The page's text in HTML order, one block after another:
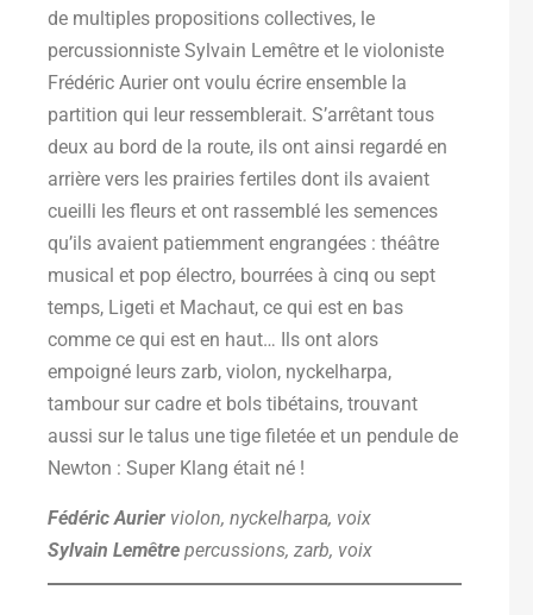
de multiples propositions collectives, le
percussionniste Sylvain Lemêtre et le violoniste
Frédéric Aurier ont voulu écrire ensemble la
partition qui leur ressemblerait. S’arrêtant tous
deux au bord de la route, ils ont ainsi regardé en
arrière vers les prairies fertiles dont ils avaient
cueilli les fleurs et ont rassemblé les semences
qu’ils avaient patiemment engrangées : théâtre
musical et pop électro, bourrées à cinq ou sept
temps, Ligeti et Machaut, ce qui est en bas
comme ce qui est en haut… Ils ont alors
empoigné leurs zarb, violon, nyckelharpa,
tambour sur cadre et bols tibétains, trouvant
aussi sur le talus une tige filetée et un pendule de
Newton : Super Klang était né !
Fédéric Aurier violon, nyckelharpa, voix
Sylvain Lemêtre percussions, zarb, voix